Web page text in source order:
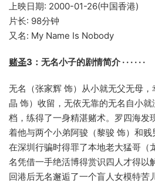
上映日期: 2000-01-26(中国香港)
片长: 98分钟
又名: My Name Is Nobody
赌圣3：无名小子的剧情简介 · · · · · ·
无名（张家辉 饰）从小就无父无母
晶 饰）收留，无依无靠的无名自小
档，练得了一身精湛赌术。罗四海发
着他与两个小弟阿骏（黎骏 饰）和
在深圳行骗时得罪了本地老大猛哥（
名凭借一手绝活博得赏识四人才得以
回港后无名邂逅了一个盲人女模特苦